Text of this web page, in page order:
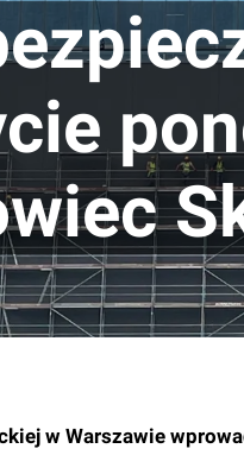
w Warszawie